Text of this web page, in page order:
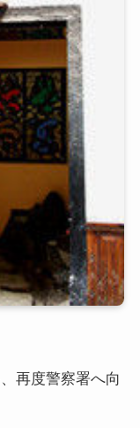
再度警察署へ向